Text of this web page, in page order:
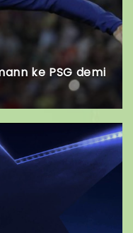
ke PSG demi